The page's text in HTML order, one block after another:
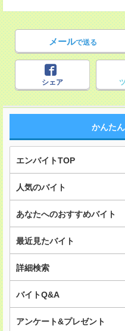
メールで送る
シェア
かんた
エンバイトTOP
人気のバイト
あなたへのおすすめバイト
最近見たバイト
詳細検索
バイトQ&A
アンケート&プレゼント